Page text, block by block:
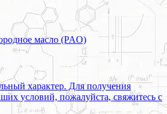
масло (PAO)
характер. Для получения
условий, пожалуйста, свяжитесь с